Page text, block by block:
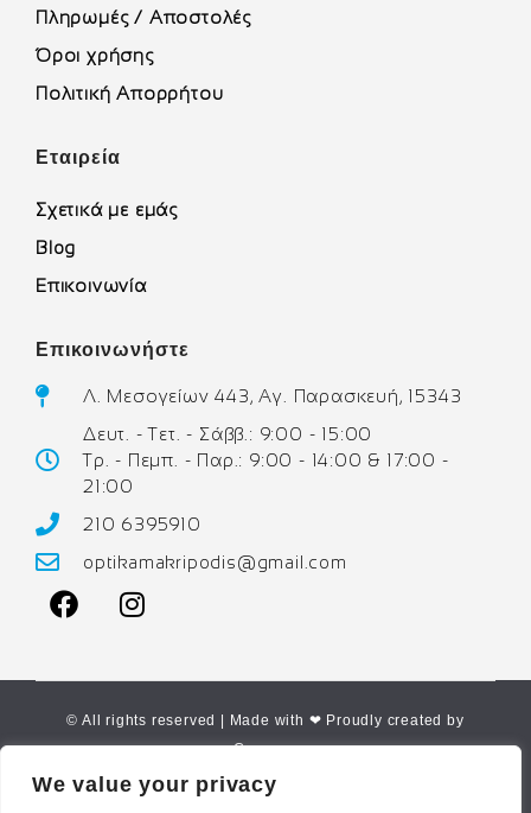
We value your privacy
Πληρωμές / Αποστολές
Όροι χρήσης
Πολιτική Απορρήτου
Εταιρεία
Σχετικά με εμάς
Blog
Επικοινωνία
Επικοινωνήστε
Λ. Μεσογείων 443, Αγ. Παρασκευή, 15343
Δευτ. - Τετ. - Σάββ.: 9:00 - 15:00
Τρ. - Πεμπ. - Παρ.: 9:00 - 14:00 & 17:00 -
21:00
210 6395910
optikamakripodis@gmail.com
© All rights reserved | Made with ❤ Proudly created by
Corne.gr